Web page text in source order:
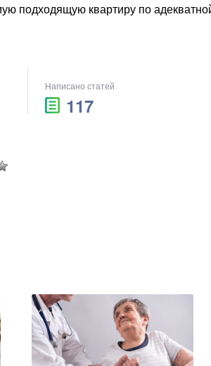
подходящую квартиру по
Написано статей
117